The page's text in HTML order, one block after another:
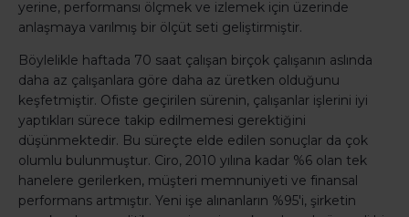
yerine, performansı ölçmek ve izlemek için üzerinde
anlaşmaya varılmış bir ölçüt seti geliştirmiştir.
Böylelikle haftada 70 saat çalışan birçok çalışanın aslında
daha az çalışanlara göre daha az üretken olduğunu
keşfetmiştir. Ofiste geçirilen sürenin, çalışanlar işlerini iyi
yaptıkları sürece takip edilmemesi gerektiğini
düşünmektedir. Bu süreçte elde edilen sonuçlar da çok
olumlu bulunmuştur. Ciro, 2010 yılına kadar %6 olan tek
hanelere gerilerken, müşteri memnuniyeti ve finansal
performans artmıştır. Yeni işe alınanların %95'i, şirketin